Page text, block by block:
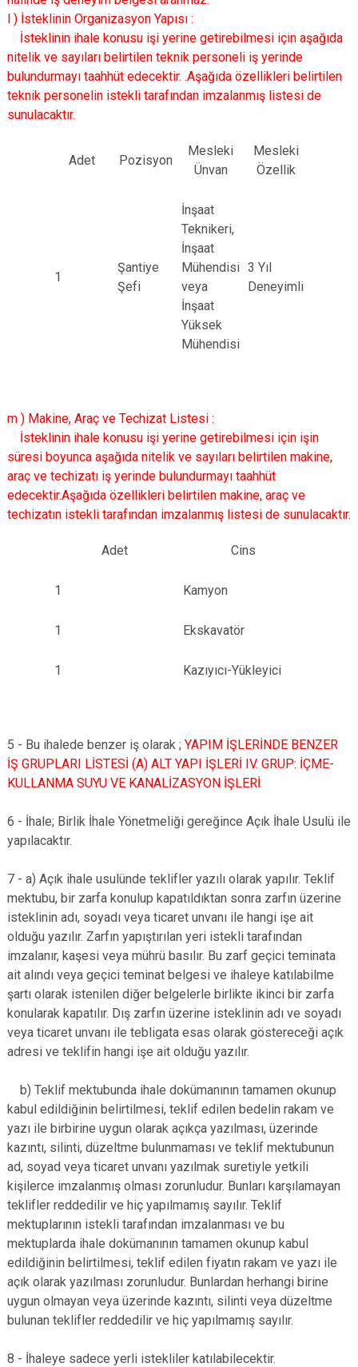
l ) İsteklinin Organizasyon Yapısı :
İsteklinin ihale konusu işi yerine getirebilmesi için aşağıda
nitelik ve sayıları belirtilen teknik personeli iş yerinde
bulundurmayı taahhüt edecektir. .Aşağıda özellikleri belirtilen
teknik personelin istekli tarafından imzalanmış listesi de
sunulacaktır.
Adet Pozisyon
Mesleki
Ünvan
Mesleki
Özellik
1
Şantiye
Şefi
İnşaat
Teknikeri,
İnşaat
Mühendisi
veya
İnşaat
Yüksek
Mühendisi
3 Yıl
Deneyimli
m ) Makine, Araç ve Techizat Listesi :
İsteklinin ihale konusu işi yerine getirebilmesi için işin
süresi boyunca aşağıda nitelik ve sayıları belirtilen makine,
araç ve techizatı iş yerinde bulundurmayı taahhüt
edecektir.Aşağıda özellikleri belirtilen makine, araç ve
techizatın istekli tarafından imzalanmış listesi de sunulacaktır.
Adet Cins
1 Kamyon
1 Ekskavatör
1 Kazıyıcı-Yükleyici
5 - Bu ihalede benzer iş olarak ; YAPIM İŞLERİNDE BENZER
İŞ GRUPLARI LİSTESİ (A) ALT YAPI İŞLERİ IV. GRUP: İÇME-
KULLANMA SUYU VE KANALİZASYON İŞLERİ
6 - İhale; Birlik İhale Yönetmeliği gereğince Açık İhale Usulü ile
yapılacaktır.
7 - a) Açık ihale usulünde teklifler yazılı olarak yapılır. Teklif
mektubu, bir zarfa konulup kapatıldıktan sonra zarfın üzerine
isteklinin adı, soyadı veya ticaret unvanı ile hangi işe ait
olduğu yazılır. Zarfın yapıştırılan yeri istekli tarafından
imzalanır, kaşesi veya mührü basılır. Bu zarf geçici teminata
ait alındı veya geçici teminat belgesi ve ihaleye katılabilme
şartı olarak istenilen diğer belgelerle birlikte ikinci bir zarfa
konularak kapatılır. Dış zarfın üzerine isteklinin adı ve soyadı
veya ticaret unvanı ile tebligata esas olarak göstereceği açık
adresi ve teklifin hangi işe ait olduğu yazılır.
b) Teklif mektubunda ihale dokümanının tamamen okunup
kabul edildiğinin belirtilmesi, teklif edilen bedelin rakam ve
yazı ile birbirine uygun olarak açıkça yazılması, üzerinde
kazıntı, silinti, düzeltme bulunmaması ve teklif mektubunun
ad, soyad veya ticaret unvanı yazılmak suretiyle yetkili
kişilerce imzalanmış olması zorunludur. Bunları karşılamayan
teklifler reddedilir ve hiç yapılmamış sayılır. Teklif
mektuplarının istekli tarafından imzalanması ve bu
mektuplarda ihale dokümanının tamamen okunup kabul
edildiğinin belirtilmesi, teklif edilen fiyatın rakam ve yazı ile
açık olarak yazılması zorunludur. Bunlardan herhangi birine
uygun olmayan veya üzerinde kazıntı, silinti veya düzeltme
bulunan teklifler reddedilir ve hiç yapılmamış sayılır.
8 - İhaleye sadece yerli istekliler katılabilecektir.